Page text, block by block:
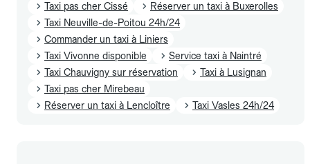
Taxi pas cher Cissé
Réserver un taxi à Buxerolles
Taxi Neuville-de-Poitou 24h/24
Commander un taxi à Liniers
Taxi Vivonne disponible
Service taxi à Naintré
Taxi Chauvigny sur réservation
Taxi à Lusignan
Taxi pas cher Mirebeau
Réserver un taxi à Lencloître
Taxi Vasles 24h/24